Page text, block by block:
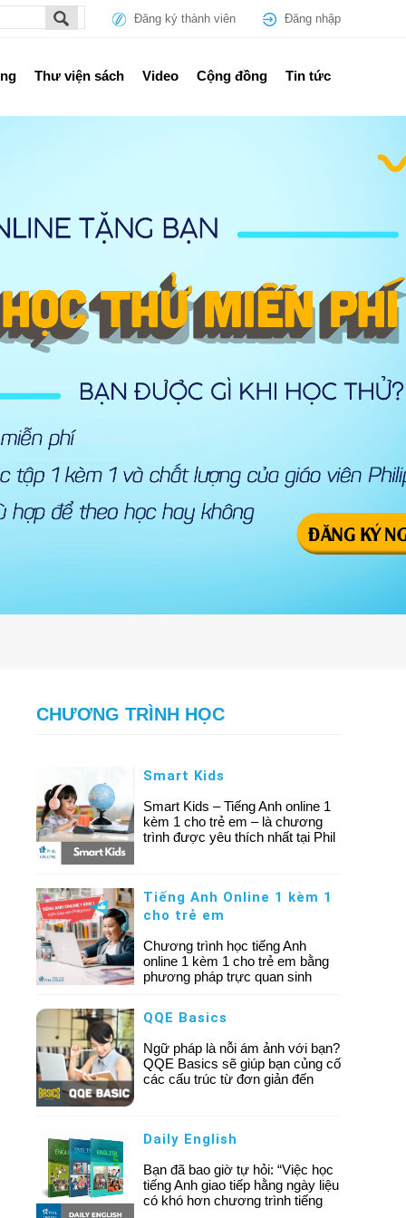
Đăng nhập
Đăng ký thành viên
Thư viện sách Video Cộng đồng Tin tức
CHƯƠNG TRÌNH HỌC
Smart Kids
Smart Kids – Tiếng Anh online 1
kèm 1 cho trẻ em – là chương
trình được yêu thích nhất tại Phil
khác như Nhật, Hàn, Nga, Trung
Quốc, Đài Loan lựa chọn.
Tiếng Anh Online 1 kèm 1
cho trẻ em
Chương trình học tiếng Anh
online 1 kèm 1 cho trẻ em bằng
phương pháp trực quan sinh
nhanh chóng và hiệu quả chỉ sau
QQE Basics
Ngữ pháp là nỗi ám ảnh với bạn?
QQE Basics sẽ giúp bạn củng cố
các cấu trúc từ đơn giản đến
Daily English
Bạn đã bao giờ tự hỏi: “Việc học
tiếng Anh giao tiếp hằng ngày liệu
có khó hơn chương trình tiếng